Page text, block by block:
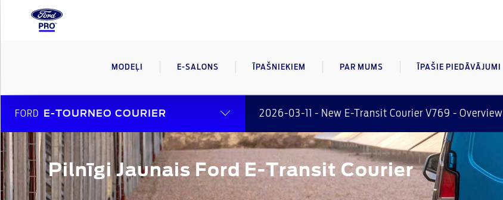
MODEĻI E-SALONS ĪPAŠNIEKIEM PAR MUMS ĪPAŠIE PIEDĀVĀJUMI
FORD E-TOURNEO COURIER 2026-03-11 - New E-Transit Courier V769 - Overview
Pilnīgi Jaunais Ford E-Transit Courier